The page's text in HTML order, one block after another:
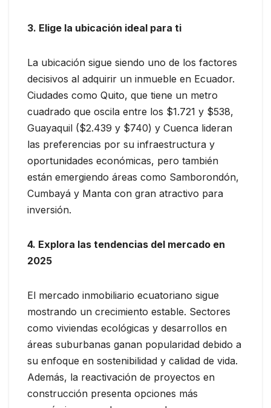
3. Elige la ubicación ideal para ti
La ubicación sigue siendo uno de los factores
decisivos al adquirir un inmueble en Ecuador.
Ciudades como Quito, que tiene un metro
cuadrado que oscila entre los $1.721 y $538,
Guayaquil ($2.439 y $740) y Cuenca lideran
las preferencias por su infraestructura y
oportunidades económicas, pero también
están emergiendo áreas como Samborondón,
Cumbayá y Manta con gran atractivo para
inversión.
4. Explora las tendencias del mercado en
2025
El mercado inmobiliario ecuatoriano sigue
mostrando un crecimiento estable. Sectores
como viviendas ecológicas y desarrollos en
áreas suburbanas ganan popularidad debido a
su enfoque en sostenibilidad y calidad de vida.
Además, la reactivación de proyectos en
construcción presenta opciones más